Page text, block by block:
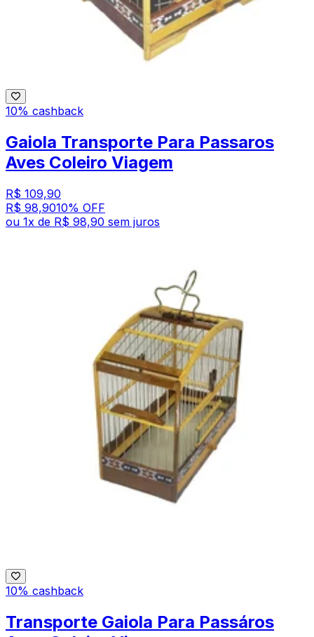
10% cashback
Gaiola Transporte Para Passaros
Aves Coleiro Viagem
R$ 109,90
R$ 98,9010% OFF
ou 1x de R$ 98,90 sem juros
10% cashback
Transporte Gaiola Para Passáros